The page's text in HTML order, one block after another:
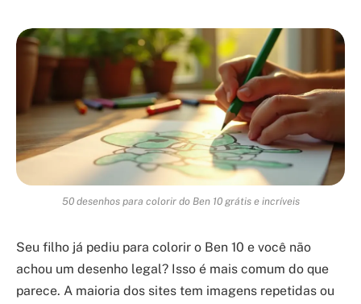
50 desenhos para colorir do Ben 10 grátis e incríveis
Seu filho já pediu para colorir o Ben 10 e você não
achou um desenho legal? Isso é mais comum do que
parece. A maioria dos sites tem imagens repetidas ou